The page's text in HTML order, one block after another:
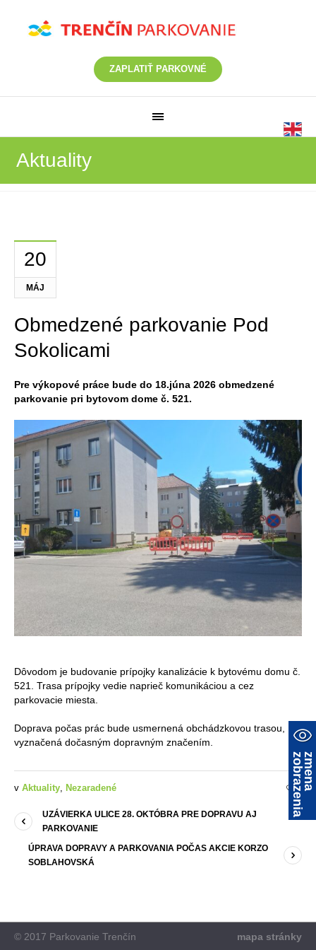
ZAPLATIŤ PARKOVNÉ
Aktuality
20
MÁJ
Obmedzené parkovanie Pod
Sokolicami
Pre výkopové práce bude do 18.júna 2026 obmedzené
parkovanie pri bytovom dome č. 521.
Dôvodom je budovanie prípojky kanalizácie k bytovému domu č.
521. Trasa prípojky vedie naprieč komunikáciou a cez
parkovacie miesta.
Doprava počas prác bude usmernená obchádzkovou trasou,
vyznačená dočasným dopravným značením.
0
v Aktuality, Nezaradené
UZÁVIERKA ULICE 28. OKTÓBRA PRE DOPRAVU AJ
PARKOVANIE
ÚPRAVA DOPRAVY A PARKOVANIA POČAS AKCIE KORZO
SOBLAHOVSKÁ
mapa stránky
© 2017 Parkovanie Trenčín
z
m
e
n
a
z
o
b
r
a
z
e
n
i
a